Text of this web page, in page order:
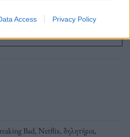
Access Privacy Policy
Google News
Bad, Netflix,δηλητήρια,